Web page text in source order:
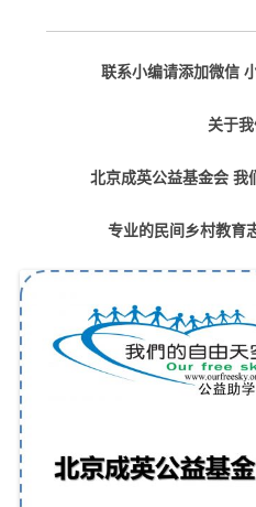
联系小编请添加微信
关于我
北京成英公益基金会 我
专业的民间乡村教育